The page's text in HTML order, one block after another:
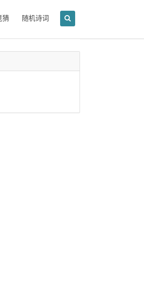
猜 随机诗词